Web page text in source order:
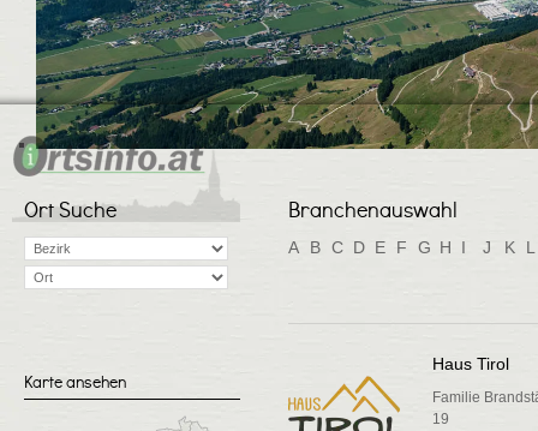
Ort Suche
Karte ansehen
Branchenauswahl
A B C D E F G H I J K L
Haus Tirol
Familie
19